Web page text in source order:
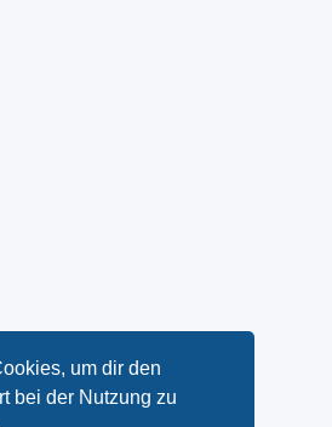
um dir den
bei der Nutzung zu